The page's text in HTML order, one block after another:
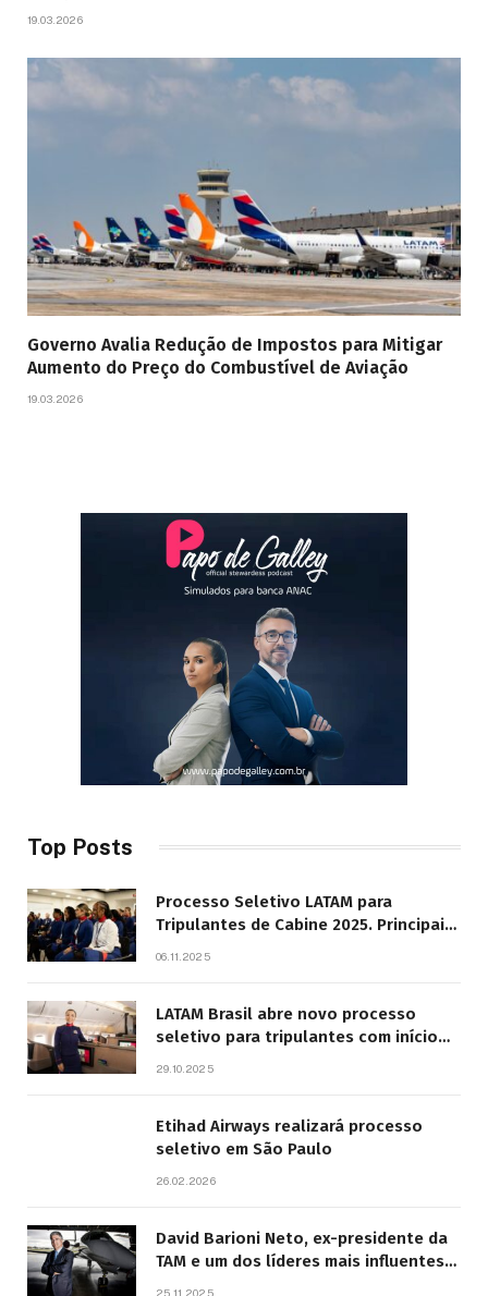
19.03.2026
Governo Avalia Redução de Impostos para Mitigar
Aumento do Preço do Combustível de Aviação
19.03.2026
Top Posts
Processo Seletivo LATAM para
Tripulantes de Cabine 2025. Principais
06.11.2025
LATAM Brasil abre novo processo
seletivo para tripulantes com início
29.10.2025
Etihad Airways realizará processo
seletivo em São Paulo
26.02.2026
David Barioni Neto, ex-presidente da
TAM e um dos líderes mais influentes
25.11.2025